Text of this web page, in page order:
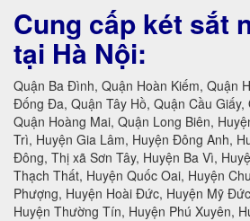
Cung cấp két sắt
tại Hà Nội:
Quận Ba Đình, Quận Hoàn Kiếm, Quận
Đống Đa, Quận Tây Hồ, Quận Cầu Giấy,
Quận Hoàng Mai, Quận Long Biên,
Trì, Huyện Gia Lâm, Huyện Đông Anh,
Đông, Thị xã Sơn Tây, Huyện Ba Vì,
Thạch Thất, Huyện Quốc Oai, Huyện
Phượng, Huyện Hoài Đức, Huyện Mỹ
Huyện Thường Tín, Huyện Phú Xuyên,